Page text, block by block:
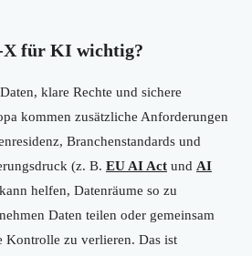
für KI wichtig?
klare Rechte und sichere
kommen zusätzliche Anforderungen
Branchenstandards und
(z. B. EU AI Act und AI
helfen, Datenräume so zu
Daten teilen oder gemeinsam
Kontrolle zu verlieren. Das ist